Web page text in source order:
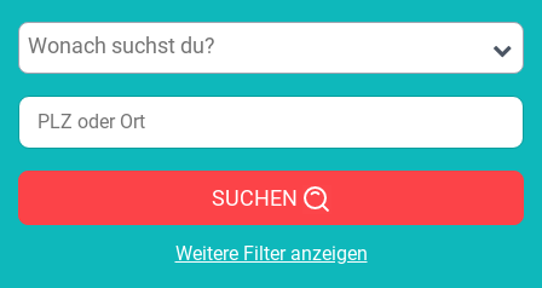
SUCHEN
Weitere Filter anzeigen